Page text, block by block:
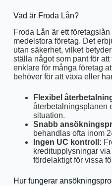
Vad är Froda Lån?
Froda Lån är ett
medelstora företag. Det
utan säkerhet, vilket
ställa något som pant för
enklare för många företag
behöver för att växa eller
Flexibel
återbetalningsplanen
situation.
Snabb
behandlas ofta inom
Ingen UC kontroll:
kreditupplysningar
fördelaktigt för vissa
Hur fungerar